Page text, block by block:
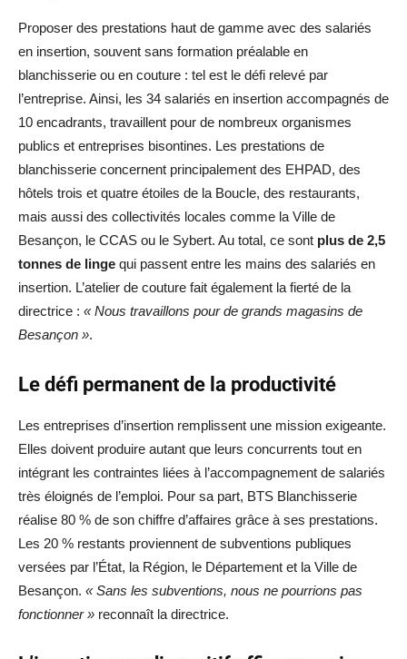
Proposer des prestations haut de gamme avec des salariés
en insertion, souvent sans formation préalable en
blanchisserie ou en couture : tel est le défi relevé par
l’entreprise. Ainsi, les 34 salariés en insertion accompagnés de
10 encadrants, travaillent pour de nombreux organismes
publics et entreprises bisontines. Les prestations de
blanchisserie concernent principalement des EHPAD, des
hôtels trois et quatre étoiles de la Boucle, des restaurants,
mais aussi des collectivités locales comme la Ville de
Besançon, le CCAS ou le Sybert. Au total, ce sont plus de 2,5
tonnes de linge qui passent entre les mains des salariés en
insertion. L’atelier de couture fait également la fierté de la
directrice : « Nous travaillons pour de grands magasins de
Besançon ».
Le défi permanent de la productivité
Les entreprises d’insertion remplissent une mission exigeante.
Elles doivent produire autant que leurs concurrents tout en
intégrant les contraintes liées à l’accompagnement de salariés
très éloignés de l’emploi. Pour sa part, BTS Blanchisserie
réalise 80 % de son chiffre d’affaires grâce à ses prestations.
Les 20 % restants proviennent de subventions publiques
versées par l’État, la Région, le Département et la Ville de
Besançon. « Sans les subventions, nous ne pourrions pas
fonctionner » reconnaît la directrice.